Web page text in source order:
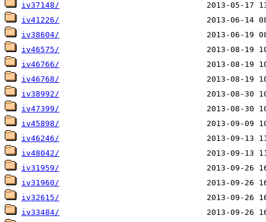
iv37148/
iv41226/
iv38604/
iv46575/
iv46766/
iv46768/
iv38992/
iv47399/
iv45898/
iv46246/
iv48042/
iv31959/
iv31960/
iv32615/
iv33484/